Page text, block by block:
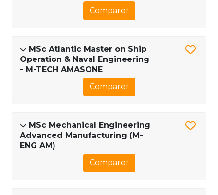
Comparer
MSc Atlantic Master on Ship
Operation & Naval Engineering
- M-TECH AMASONE
Comparer
MSc Mechanical Engineering
Advanced Manufacturing (M-
ENG AM)
Comparer